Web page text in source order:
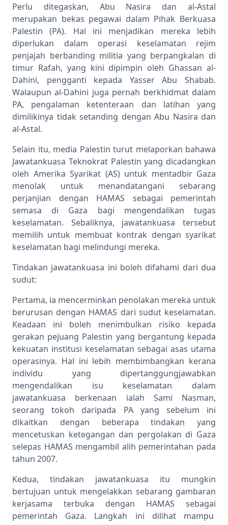
Perlu ditegaskan, Abu Nasira dan al-Astal
merupakan bekas pegawai dalam Pihak Berkuasa
Palestin (PA). Hal ini menjadikan mereka lebih
diperlukan dalam operasi keselamatan rejim
penjajah berbanding militia yang berpangkalan di
timur Rafah, yang kini dipimpin oleh Ghassan al-
Dahini, pengganti kepada Yasser Abu Shabab.
Walaupun al-Dahini juga pernah berkhidmat dalam
PA, pengalaman ketenteraan dan latihan yang
dimilikinya tidak setanding dengan Abu Nasira dan
al-Astal.
Selain itu, media Palestin turut melaporkan bahawa
Jawatankuasa Teknokrat Palestin yang dicadangkan
oleh Amerika Syarikat (AS) untuk mentadbir Gaza
menolak untuk menandatangani sebarang
perjanjian dengan HAMAS sebagai pemerintah
semasa di Gaza bagi mengendalikan tugas
keselamatan. Sebaliknya, jawatankuasa tersebut
memilih untuk membuat kontrak dengan syarikat
keselamatan bagi melindungi mereka.
Tindakan jawatankuasa ini boleh difahami dari dua
sudut:
Pertama, ia mencerminkan penolakan mereka untuk
berurusan dengan HAMAS dari sudut keselamatan.
Keadaan ini boleh menimbulkan risiko kepada
gerakan pejuang Palestin yang bergantung kepada
kekuatan institusi keselamatan sebagai asas utama
operasinya. Hal ini lebih membimbangkan kerana
individu yang dipertanggungjawabkan
mengendalikan isu keselamatan dalam
jawatankuasa berkenaan ialah Sami Nasman,
seorang tokoh daripada PA yang sebelum ini
dikaitkan dengan beberapa tindakan yang
mencetuskan ketegangan dan pergolakan di Gaza
selepas HAMAS mengambil alih pemerintahan pada
tahun 2007.
Kedua, tindakan jawatankuasa itu mungkin
bertujuan untuk mengelakkan sebarang gambaran
kerjasama terbuka dengan HAMAS sebagai
pemerintah Gaza. Langkah ini dilihat mampu